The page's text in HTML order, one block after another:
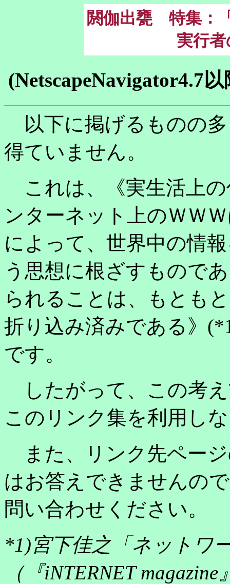
閼伽出甕 特集：
実行
(NetscapeNavigator4.7
以下に掲げるものの
得ていません。
これは、《実生活上
ンターネット上のＷＷ
によって、世界中の情
う思想に根ざすもので
られることは、もとも
折り込み済みである》
です。
したがって、この考
このリンク集を利用し
また、リンク先ペー
はお答えできませんの
問い合わせください。
*1)宮下佳之「ネットワ
（『iNTERNET